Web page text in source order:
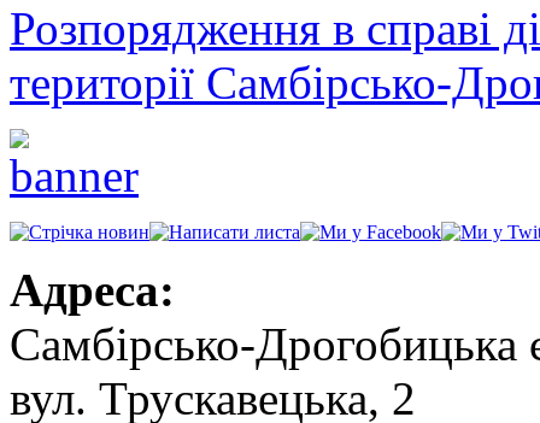
Розпорядження в справі
території Самбірсько-
Адреса:
Самбірсько-Дрогобицька
вул. Трускавецька, 2